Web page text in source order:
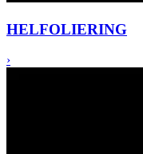
HELFOLIERING
›